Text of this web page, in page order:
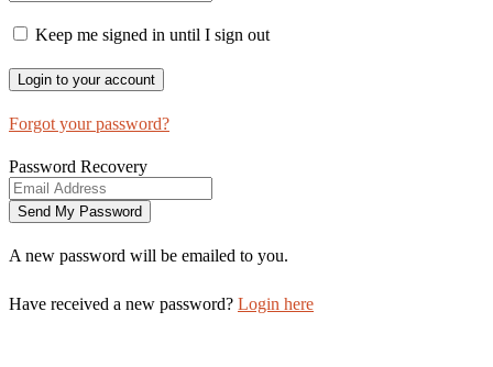
Keep me signed in until I sign out
Forgot your password?
Password Recovery
A new password will be emailed to you.
Have received a new password? Login here